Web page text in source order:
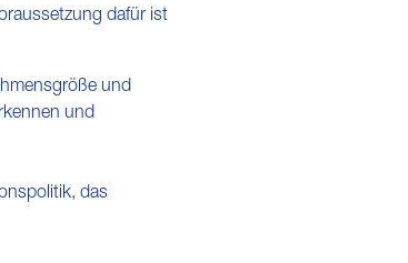
dafür ist
und
und
das